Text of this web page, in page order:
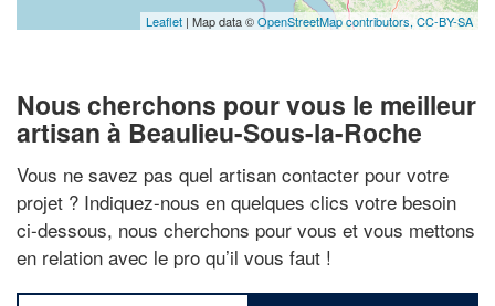
Leaflet | Map data ©OpenStreetMap contributors, CC-BY-SA
Nous cherchons pour vous le meilleur
artisan à Beaulieu-Sous-la-Roche
Vous ne savez pas quel artisan contacter pour votre
projet ? Indiquez-nous en quelques clics votre besoin
ci-dessous, nous cherchons pour vous et vous mettons
en relation avec le pro qu’il vous faut !